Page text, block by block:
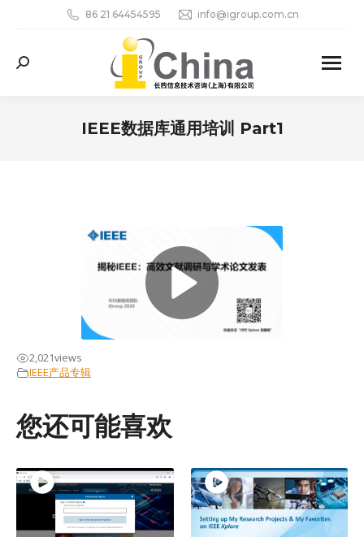
86 21 64454595 info@igroup.com.cn
Search:
IEEE数据库通用培训 Part1
2,021views
IEEE产品专辑
您还可能喜欢